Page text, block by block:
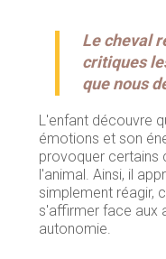
Le cheval
critiques
que nous
L'enfant découvre
émotions et son
provoquer certains
l'animal. Ainsi, il
simplement réagir,
s'affirmer face aux
autonomie.